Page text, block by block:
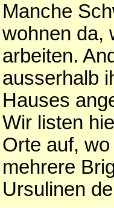
Manche
wohnen da,
arbeiten.
ausserhalb
Hauses
Wir listen
Orte auf,
mehrere
Ursulinen